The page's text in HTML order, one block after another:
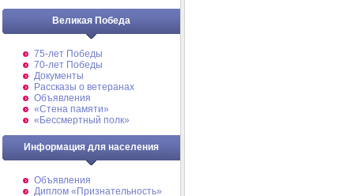
Великая Победа
75-лет Победы
70-лет Победы
Документы
Рассказы о ветеранах
Объявления
«Стена памяти»
«Бессмертный полк»
Информация для населения
Объявления
Диплом «Признательность»